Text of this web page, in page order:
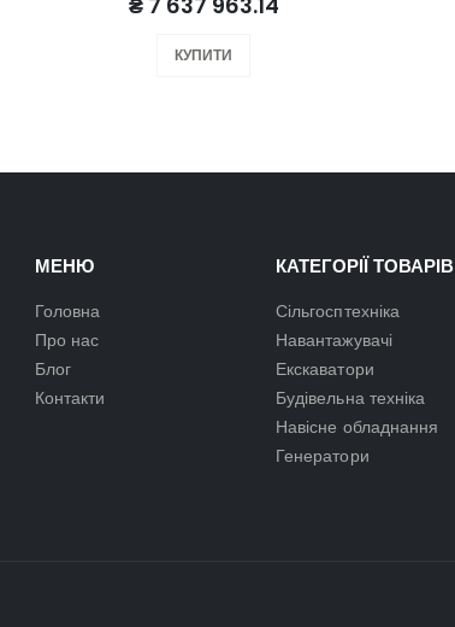
КУПИТИ
МЕНЮ
Головна
Про нас
Блог
Контакти
КАТЕГОРІЇ ТОВАРІВ
Сільгосптехніка
Навантажувачі
Екскаватори
Будівельна техніка
Навісне обладнання
Генератори